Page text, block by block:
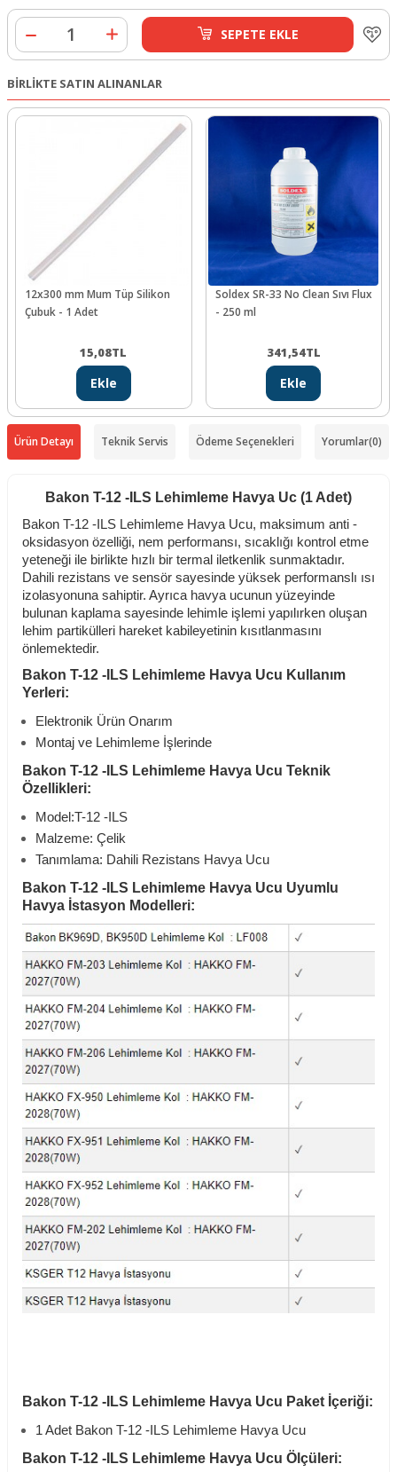
SEPETE EKLE
BİRLİKTE SATIN ALINANLAR
12x300 mm Mum Tüp Silikon
Çubuk - 1 Adet
15,08TL
Ekle
Soldex SR-33 No Clean Sıvı Flux
- 250 ml
341,54TL
Ekle
Ürün Detayı Teknik Servis Ödeme Seçenekleri Yorumlar(0)
Bakon T-12 -ILS Lehimleme Havya Uc (1 Adet)
Bakon T-12 -ILS Lehimleme Havya Ucu, maksimum anti -
oksidasyon özelliği, nem performansı, sıcaklığı kontrol etme
yeteneği ile birlikte hızlı bir termal iletkenlik sunmaktadır.
Dahili rezistans ve sensör sayesinde yüksek performanslı ısı
izolasyonuna sahiptir. Ayrıca havya ucunun yüzeyinde
bulunan kaplama sayesinde lehimle işlemi yapılırken oluşan
lehim partikülleri hareket kabileyetinin kısıtlanmasını
önlemektedir.
Bakon T-12 -ILS Lehimleme Havya Ucu Kullanım
Yerleri:
Elektronik Ürün Onarım
Montaj ve Lehimleme İşlerinde
Bakon T-12 -ILS Lehimleme Havya Ucu Teknik
Özellikleri:
Model:T-12 -ILS
Malzeme: Çelik
Tanımlama: Dahili Rezistans Havya Ucu
Bakon T-12 -ILS Lehimleme Havya Ucu Uyumlu
Havya İstasyon Modelleri:
Bakon T-12 -ILS Lehimleme Havya Ucu Paket İçeriği:
1 Adet Bakon T-12 -ILS Lehimleme Havya Ucu
Bakon T-12 -ILS Lehimleme Havya Ucu Ölçüleri: